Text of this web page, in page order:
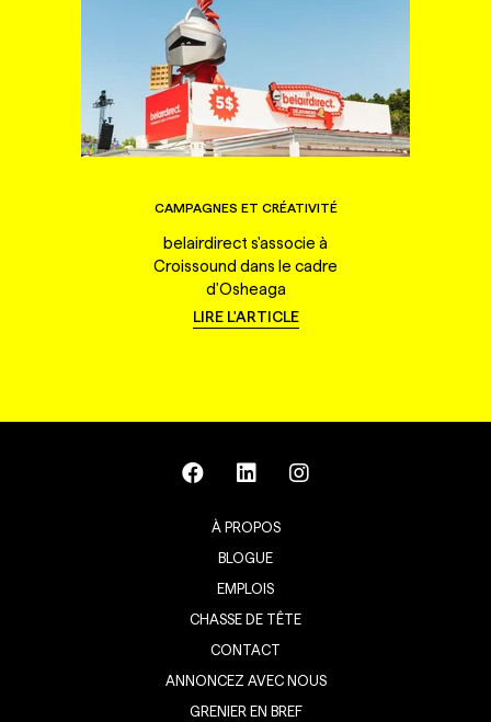
CAMPAGNES ET CRÉATIVITÉ
belairdirect s'associe à
Croissound dans le cadre
d'Osheaga
LIRE L'ARTICLE
À PROPOS
BLOGUE
EMPLOIS
CHASSE DE TÊTE
CONTACT
ANNONCEZ AVEC NOUS
GRENIER EN BREF